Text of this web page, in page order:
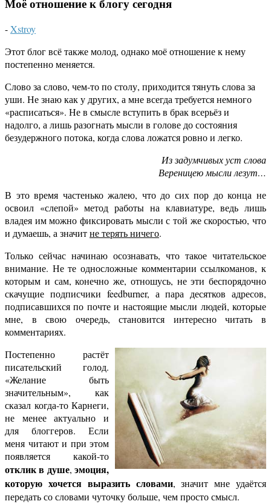
-Xstroy
Этот блог всё также молод, однако моё отношение к нему
постепенно меняется.
Слово за слово, чем-то по столу, приходится тянуть слова за
уши. Не знаю как у других, а мне всегда требуется немного
«расписаться». Не в смысле вступить в брак всерьёз и
надолго, а лишь разогнать мысли в голове до состояния
безудержного потока, когда слова ложатся ровно и легко.
Из задумчивых уст слова
Вереницею мысли лезут…
В это время частенько жалею, что до сих пор до конца не
освоил «слепой» метод работы на клавиатуре, ведь лишь
владея им можно фиксировать мысли с той же скоростью, что
и думаешь, а значитне терять ничего.
Только сейчас начинаю осознавать, что такое читательское
внимание. Не те односложные комментарии ссылкоманов, к
которым и сам, конечно же, отношусь, не эти беспорядочно
скачущие подписчики feedburner, а пара десятков адресов,
подписавшихся по почте и настоящие мысли людей, которые
мне, в свою очередь, становится интересно читать в
комментариях.
Постепенно растёт
писательский голод.
«Желание быть
значительным», как
сказал когда-то Карнеги,
не менее актуально и
для блоггеров. Если
меня читают и при этом
появляется какой-то
отклик в душе,эмоция,
которую хочется выразить словами, значит мне удаётся
передать со словами чуточку больше, чем просто смысл.